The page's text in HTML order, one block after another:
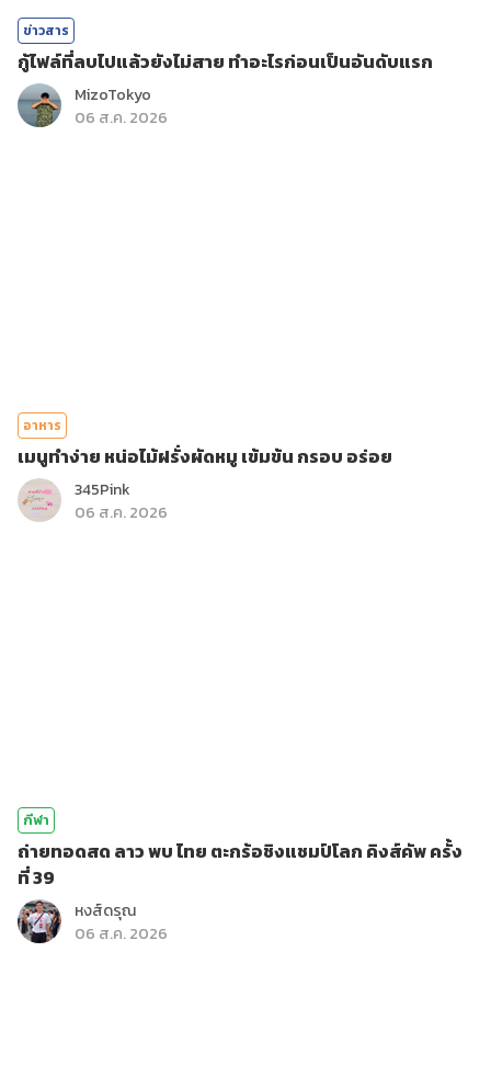
ข่าวสาร
กู้ไฟล์ที่ลบไปแล้วยังไม่สาย ทำอะไรก่อนเป็นอันดับแรก
MizoTokyo
06 ส.ค. 2026
อาหาร
เมนูทำง่าย หน่อไม้ฝรั่งผัดหมู เข้มข้น กรอบ อร่อย
345Pink
06 ส.ค. 2026
กีฬา
ถ่ายทอดสด ลาว พบ ไทย ตะกร้อชิงแชมป์โลก คิงส์คัพ ครั้ง
ที่ 39
หงส์ดรุณ
06 ส.ค. 2026